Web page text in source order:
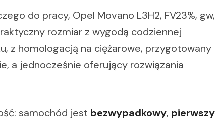
do pracy, Opel Movano L3H2, FV23%, gw,
rozmiar z wygodą codziennej
z homologacją na ciężarowe, przygotowany
a jednocześnie oferujący rozwiązania
samochód jest bezwypadkowy, pierwszy